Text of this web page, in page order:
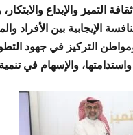
التميز والإبداع
الإيجابية بين الأفراد
التركيز في جهود
والإسهام في